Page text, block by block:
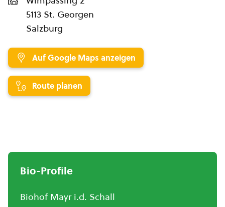
5113 St. Georgen
Salzburg
Auf Google Maps anzeigen
Route planen
Bio-Profile
Biohof Mayr i.d. Schall